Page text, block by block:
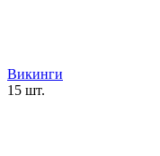
Викинги
15 шт.